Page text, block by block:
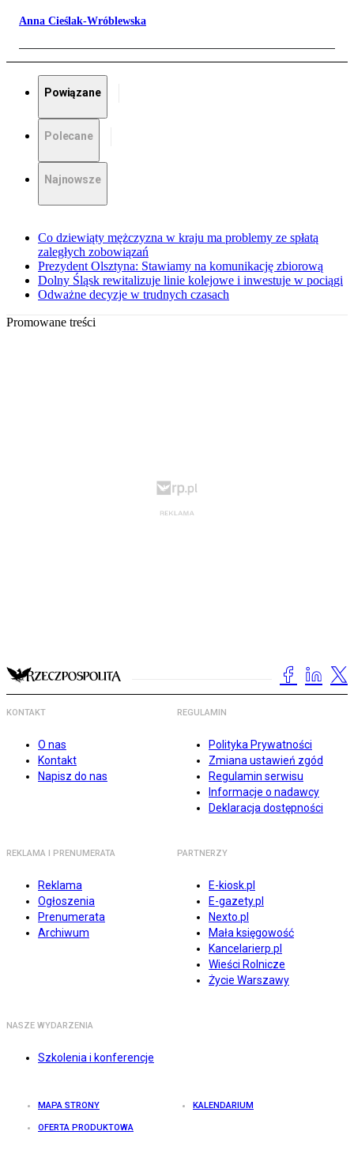
Anna Cieślak-Wróblewska
Powiązane
Polecane
Najnowsze
Co dziewiąty mężczyzna w kraju ma problemy ze spłatą
zaległych zobowiązań
Prezydent Olsztyna: Stawiamy na komunikację zbiorową
Dolny Śląsk rewitalizuje linie kolejowe i inwestuje w pociągi
Odważne decyzje w trudnych czasach
Promowane treści
KONTAKT
O nas
Kontakt
Napisz do nas
REGULAMIN
Polityka Prywatności
Zmiana ustawień zgód
Regulamin serwisu
Informacje o nadawcy
Deklaracja dostępności
REKLAMA I PRENUMERATA
Reklama
Ogłoszenia
Prenumerata
Archiwum
PARTNERZY
E-kiosk.pl
E-gazety.pl
Nexto.pl
Mała księgowość
Kancelarierp.pl
Wieści Rolnicze
Życie Warszawy
NASZE WYDARZENIA
Szkolenia i konferencje
MAPA STRONY KALENDARIUM
OFERTA PRODUKTOWA